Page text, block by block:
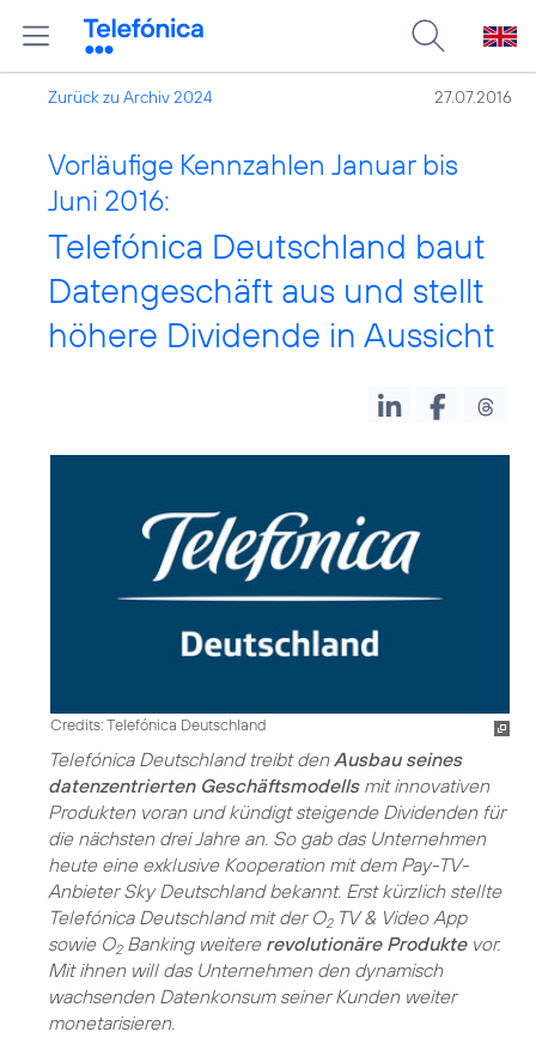
Zurück zu Archiv 2024 27.07.2016
Vorläufige Kennzahlen Januar bis
Juni 2016:
Telefónica Deutschland baut
Datengeschäft aus und stellt
höhere Dividende in Aussicht
Credits: Telefónica Deutschland
Telefónica Deutschland treibt denAusbau seines
datenzentrierten Geschäftsmodellsmit innovativen
Produkten voran und kündigt steigende Dividenden für
die nächsten drei Jahre an. So gab das Unternehmen
heute eine exklusive Kooperation mit dem Pay-TV-
Anbieter Sky Deutschland bekannt. Erst kürzlich stellte
Telefónica Deutschland mit der O2TV & Video App
sowie O2Banking weitere revolutionäre Produktevor.
Mit ihnen will das Unternehmen den dynamisch
wachsenden Datenkonsum seiner Kunden weiter
monetarisieren.